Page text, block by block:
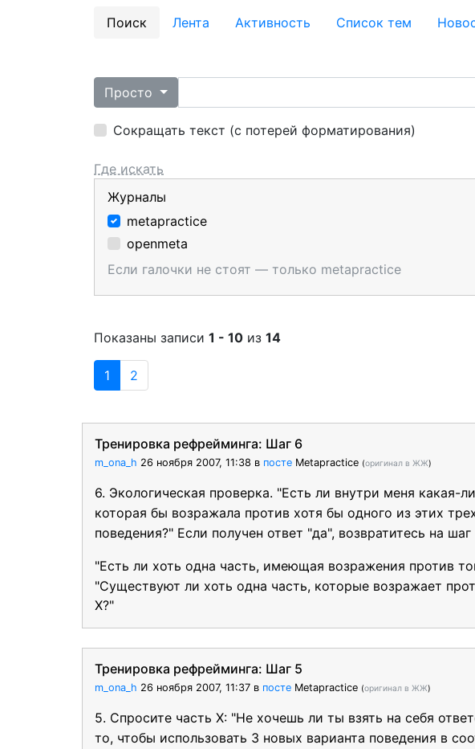
Поиск Лента Активность Cписок тем
Просто
Сокращать текст (с потерей форматирования)
Где искать
Журналы
metapractice
openmeta
Если галочки не стоят — только metapractice
Показаны записи 1 - 10 из 14
1 2
Тренировка рефрейминга: Шаг 6
m_ona_h 26 ноября 2007, 11:38 в посте Metapractice (оригинал в ЖЖ)
6. Экологическая проверка. "Есть ли внутри меня какая-
которая бы возражала против хотя бы одного из этих
поведения?" Если получен ответ "да", возвратитесь на шаг
"Есть ли хоть одна часть, имеющая возражения против
"Существуют ли хоть одна часть, которые возражает
Х?"
Тренировка рефрейминга: Шаг 5
m_ona_h 26 ноября 2007, 11:37 в посте Metapractice (оригинал в ЖЖ)
5. Спросите часть X: "Не хочешь ли ты взять на себя
то, чтобы использовать 3 новых варианта поведения в